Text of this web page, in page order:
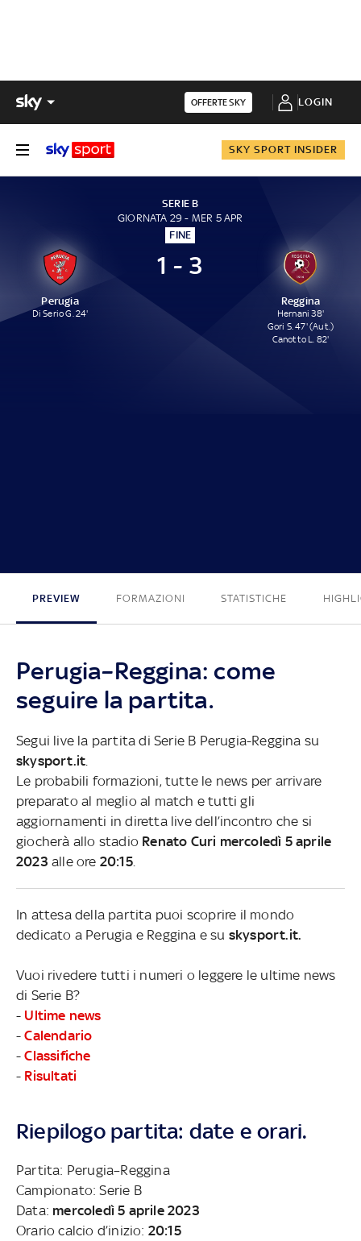
OFFERTE SKY LOGIN
SKY SPORT INSIDER
SERIE B
GIORNATA 29 - MER 5 APR
FINE
Perugia
Di Serio G. 24'
1 - 3
Reggina
Hernani 38'
Gori S. 47' (Aut.)
Canotto L. 82'
PREVIEW FORMAZIONI STATISTICHE
Perugia–Reggina: come
seguire la partita.
Segui live la partita di Serie B Perugia-Reggina su
skysport.it
Le probabili formazioni, tutte le news per arrivare
preparato al meglio al match e tutti gli
aggiornamenti in diretta live dell’incontro che si
giocherà allo stadio Renato Curi mercoledì 5 aprile
2023 alle ore 20:15.
In attesa della partita puoi scoprire il mondo
dedicato a Perugia e Reggina e su skysport.it.
Vuoi rivedere tutti i numeri o leggere le ultime news
di Serie B?
- Ultime news
-Calendario
-Classifiche
- Risultati
Riepilogo partita: date e orari.
Partita: Perugia–Reggina
Campionato: Serie B
Data: mercoledì 5 aprile 2023
Orario calcio d’inizio: 20:15